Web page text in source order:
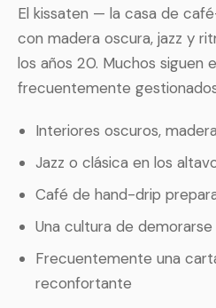
El kissaten — la casa de
con madera oscura, jazz y
los años 20. Muchos siguen
frecuentemente
Interiores oscuros,
Jazz o clásica en los
Café de hand-drip
Una cultura de demorarse
Frecuentemente una
reconfortante